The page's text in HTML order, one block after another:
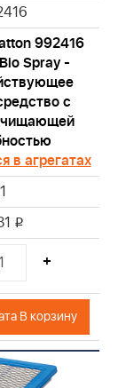
992416
Spray -
с
в агрегатах
1
i
+
В корзину